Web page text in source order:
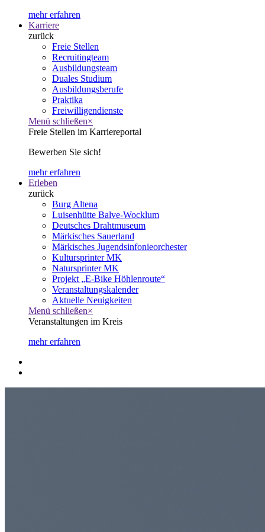
mehr erfahren
Karriere
zurück
Freie Stellen
Recruitingteam
Ausbildungsteam
Duales Studium
Ausbildungsberufe
Praktika
Freiwilligendienste
Menü schließen×
Freie Stellen im Karriereportal
Bewerben Sie sich!
mehr erfahren
Erleben
zurück
Burg Altena
Luisenhütte Balve-Wocklum
Deutsches Drahtmuseum
Märkisches Sauerland
Märkisches Jugendsinfonieorchester
Kultursprinter MK
Natursprinter MK
Projekt „E-Bike Höhlenroute“
Veranstaltungskalender
Aktuelle Neuigkeiten
Menü schließen×
Veranstaltungen im Kreis
mehr erfahren